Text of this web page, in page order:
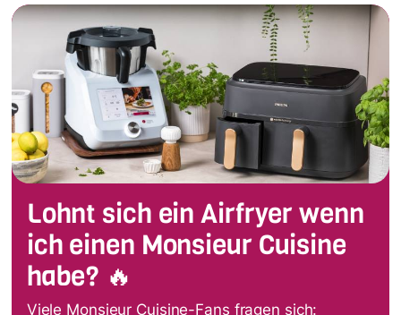
Lohnt sich ein Airfryer wenn
ich einen Monsieur Cuisine
habe? 🔥
Viele Monsieur Cuisine-Fans fragen sich: